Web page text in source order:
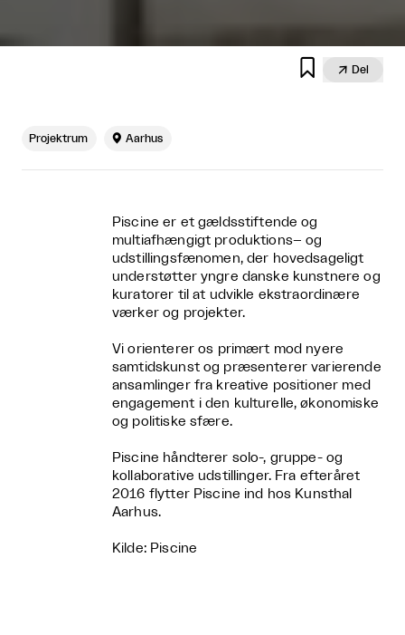
  Del
Projektrum  Aarhus
Piscine er et gældsstiftende og
multiafhængigt produktions– og
udstillingsfænomen, der hovedsageligt
understøtter yngre danske kunstnere og
kuratorer til at udvikle ekstraordinære
værker og projekter.
Vi orienterer os primært mod nyere
samtidskunst og præsenterer varierende
ansamlinger fra kreative positioner med
engagement i den kulturelle, økonomiske
og politiske sfære.
Piscine håndterer solo-, gruppe- og
kollaborative udstillinger. Fra efteråret
2016 flytter Piscine ind hos Kunsthal
Aarhus.
Kilde: Piscine